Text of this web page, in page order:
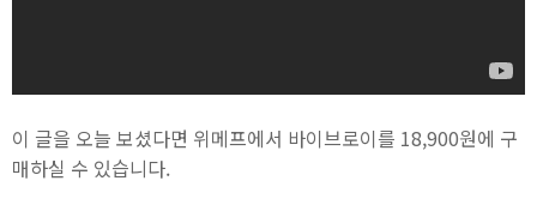
이 글을 오늘 보셨다면 위메프에서 바이브로이를 18,900원에 구
매하실 수 있습니다.